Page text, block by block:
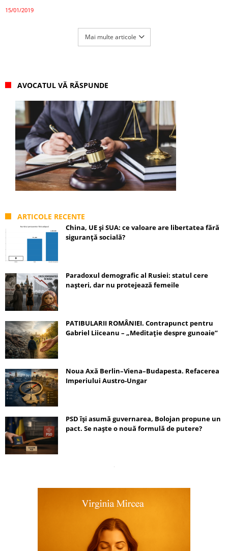
15/01/2019
Mai multe articole
AVOCATUL VĂ RĂSPUNDE
ARTICOLE RECENTE
China, UE și SUA: ce valoare are libertatea fără
siguranță socială?
Paradoxul demografic al Rusiei: statul cere
nașteri, dar nu protejează femeile
PATIBULARII ROMÂNIEI. Contrapunct pentru
Gabriel Liiceanu – „Meditație despre gunoaie”
Noua Axă Berlin–Viena–Budapesta. Refacerea
Imperiului Austro-Ungar
PSD își asumă guvernarea, Bolojan propune un
pact. Se naște o nouă formulă de putere?